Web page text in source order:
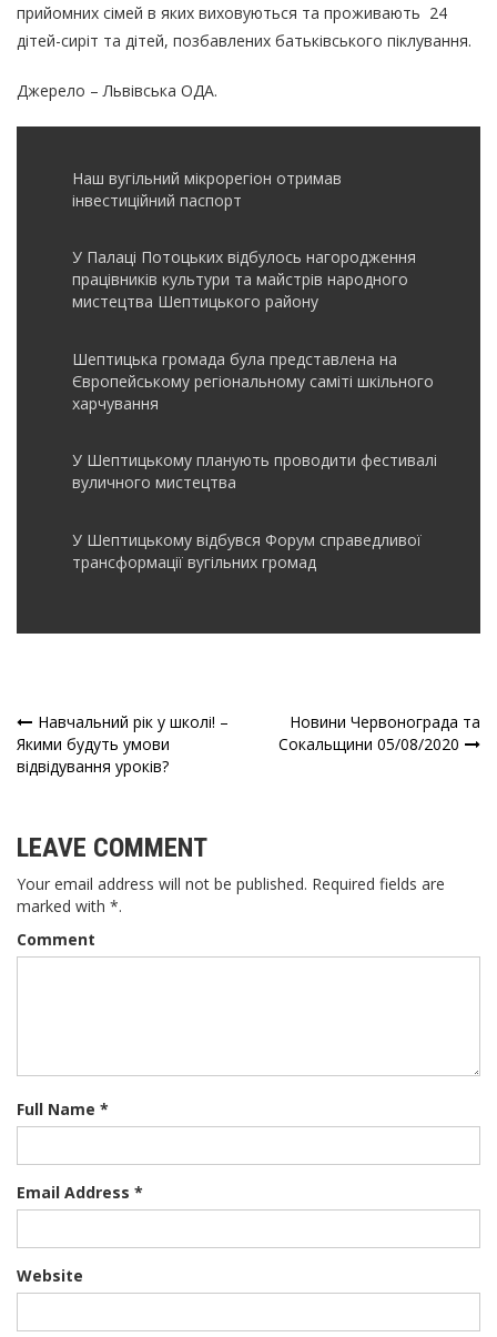
прийомних сімей в яких виховуються та проживають 24
дітей-сиріт та дітей, позбавлених батьківського піклування.
Джерело – Львівська ОДА.
Наш вугільний мікрорегіон отримав
інвеcтиційний паспорт
У Палаці Потоцьких відбулось нагородження
працівників культури та майстрів народного
мистецтва Шептицького району
Шептицька громада була представлена на
Європейському регіональному саміті шкільного
харчування
У Шептицькому планують проводити фестивалі
вуличного мистецтва
У Шептицькому відбувся Форум справедливої
трансформації вугільних громад
Навігація
записів
Навчальний рік у школі! –
Якими будуть умови
відвідування уроків?
Новини Червонограда та
Сокальщини 05/08/2020
LEAVE COMMENT
Your email address will not be published. Required fields are
marked with *.
Comment
Full Name *
Email Address *
Website